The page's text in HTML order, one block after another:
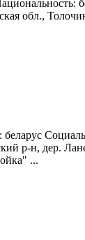
обл.,
р-н, дер.
...